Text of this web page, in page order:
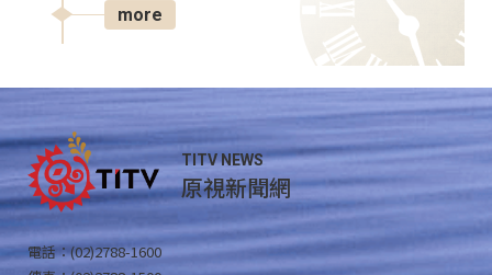
more
TITV NEWS
原視新聞網
電話：(02)2788-1600